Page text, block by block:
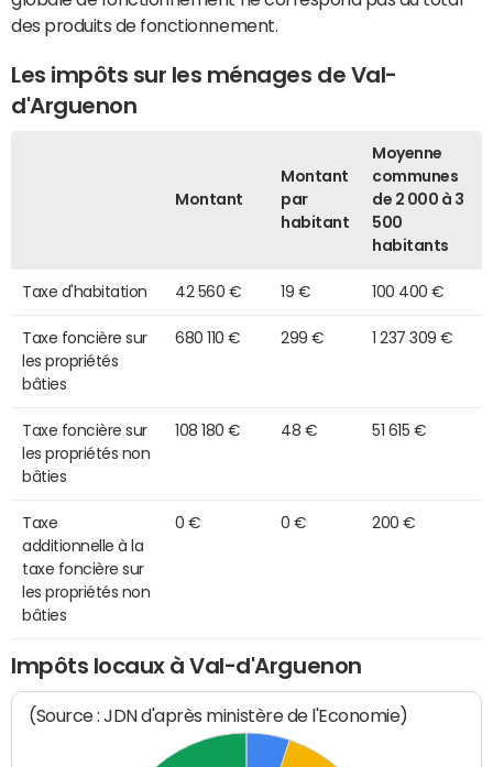
des produits de fonctionnement.
Les impôts sur les ménages de Val-
d'Arguenon
Montant
Montant
par
habitant
Moyenne
communes
de 2 000 à 3
500
habitants
Taxe d'habitation 42 560 € 19 € 100 400 €
Taxe foncière sur
les propriétés
bâties
680 110 € 299 € 1 237 309 €
Taxe foncière sur
les propriétés non
bâties
108 180 € 48 € 51 615 €
Taxe
additionnelle à la
taxe foncière sur
les propriétés non
bâties
0 € 0 € 200 €
Impôts locaux à Val-d'Arguenon
(Source : JDN d'après ministère de l'Economie)